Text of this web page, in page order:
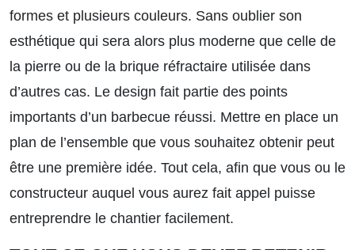
formes et plusieurs couleurs. Sans oublier son
esthétique qui sera alors plus moderne que celle de
la pierre ou de la brique réfractaire utilisée dans
d’autres cas. Le design fait partie des points
importants d’un barbecue réussi. Mettre en place un
plan de l’ensemble que vous souhaitez obtenir peut
être une première idée. Tout cela, afin que vous ou le
constructeur auquel vous aurez fait appel puisse
entreprendre le chantier facilement.